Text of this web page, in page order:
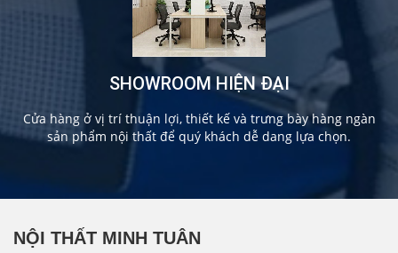
SHOWROOM HIỆN ĐẠI
Cửa hàng ở vị trí thuận lợi, thiết kế và trưng bày hàng ngàn
sản phẩm nội thất để quý khách dễ dang lựa chọn.
NỘI THẤT MINH TUÂN